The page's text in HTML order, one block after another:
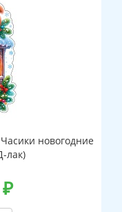
новогодние
лак)
₽